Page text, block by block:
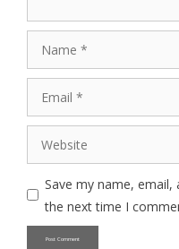
Website
Save my name,
the next time I